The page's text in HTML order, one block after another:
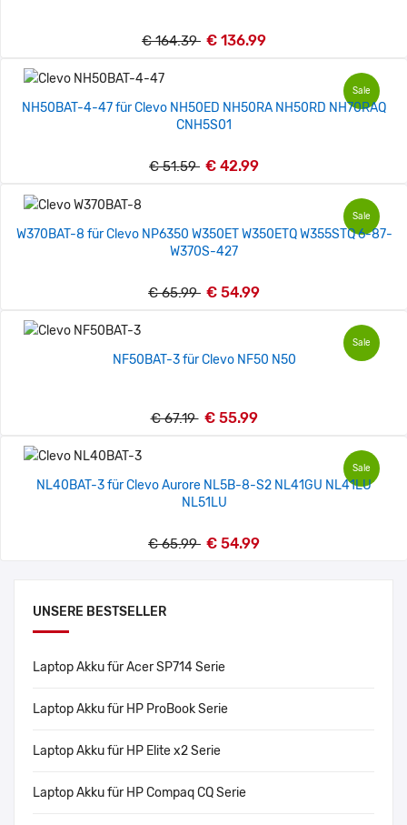
UNSERE BESTSELLER
Laptop Akku für Acer SP714 Serie
Laptop Akku für HP ProBook Serie
Laptop Akku für HP Elite x2 Serie
Laptop Akku für HP Compaq CQ Serie
€ 164.39 € 136.99
Sale
NH50BAT-4-47 für Clevo NH50ED NH50RA NH50RD NH70RAQ
CNH5S01
€ 51.59 € 42.99
Sale
W370BAT-8 für Clevo NP6350 W350ET W350ETQ W355STQ 6-87-
W370S-427
€ 65.99 € 54.99
Sale
NF50BAT-3 für Clevo NF50 N50
€ 67.19 € 55.99
Sale
NL40BAT-3 für Clevo Aurore NL5B-8-S2 NL41GU NL41LU
NL51LU
€ 65.99 € 54.99